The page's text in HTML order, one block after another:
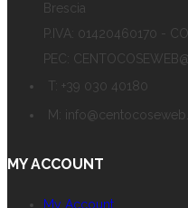
Brescia
P.IVA: 01420460170 -
PEC:
T: +39 030 40180
M:
MY ACCOUNT
My Account